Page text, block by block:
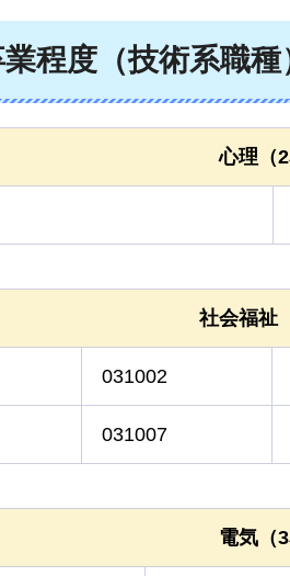
程度（技術系職種
心理（2
社会福祉
031002
031007
電気（3